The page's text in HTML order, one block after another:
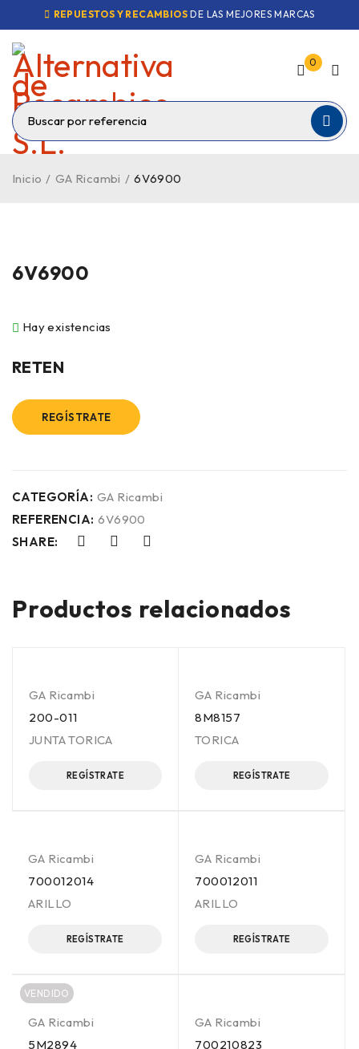
REPUESTOS Y RECAMBIOS DE LAS MEJORES MARCAS
0
Inicio / GA Ricambi / 6V6900
6V6900
Hay existencias
RETEN
REGÍSTRATE
CATEGORÍA: GA Ricambi
REFERENCIA: 6V6900
SHARE:
Productos relacionados
GA Ricambi
200-011
JUNTA TORICA
REGÍSTRATE
GA Ricambi
8M8157
TORICA
REGÍSTRATE
GA Ricambi
700012014
ARILLO
REGÍSTRATE
GA Ricambi
700012011
ARILLO
REGÍSTRATE
VENDIDO
GA Ricambi
5M2894
GA Ricambi
700210823